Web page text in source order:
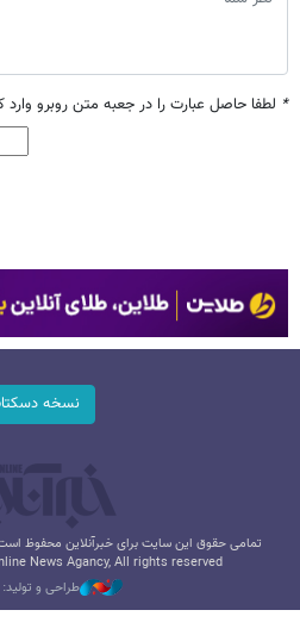
* لطفا حاصل عبارت را در جعبه متن روبرو وارد
نسخه
تمامی حقوق این سایت برای خبرآنلاین محفوظ
News Agancy, All rights reserved
طراحی و